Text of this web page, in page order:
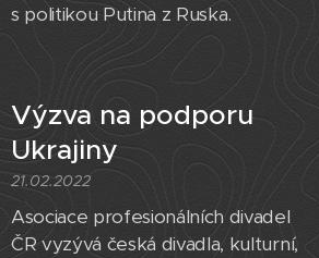
s politikou Putina z Ruska.
Výzva na podporu
Ukrajiny
21.02.2022
Asociace profesionálních divadel
ČR vyzývá česká divadla, kulturní,